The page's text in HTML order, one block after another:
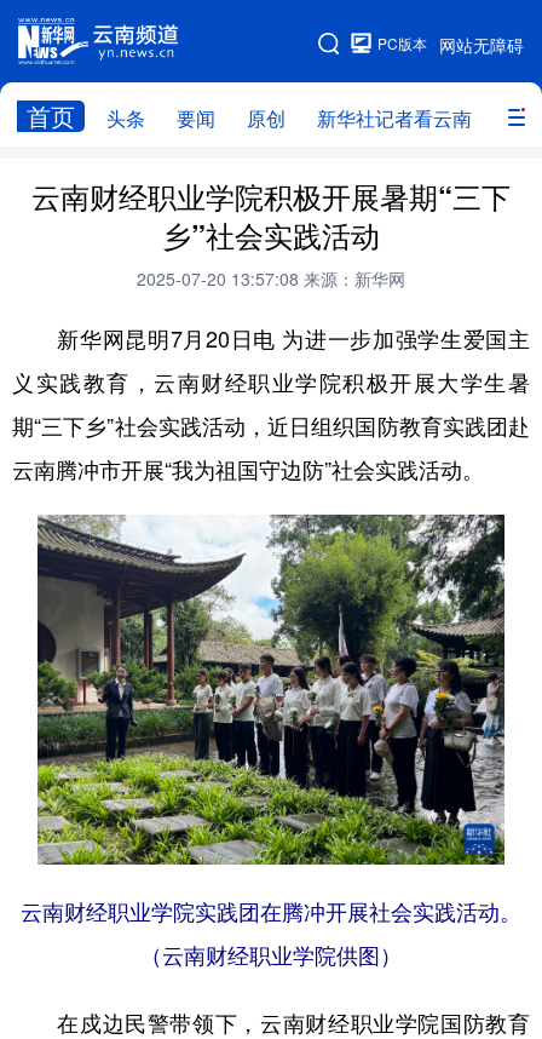
网站无障碍
PC版本
首页 头条 要闻 原创 新华社记者看云南 政务
网站地图
头条 云南要闻 本网原创
新华社记者看云南 政务
云南省领导报道集
教育
州市
社会
图片
经济 服务 云南故事
云南青年说 趣看文物
云南财经职业学院积极开展暑期“三下
乡”社会实践活动
2025-07-20 13:57:08 来源：新华网
新华网昆明7月20日电 为进一步加强学生爱国主
义实践教育，云南财经职业学院积极开展大学生暑
期“三下乡”社会实践活动，近日组织国防教育实践团赴
云南腾冲市开展“我为祖国守边防”社会实践活动。
云南财经职业学院实践团在腾冲开展社会实践活动。
（云南财经职业学院供图）
在戍边民警带领下，云南财经职业学院国防教育